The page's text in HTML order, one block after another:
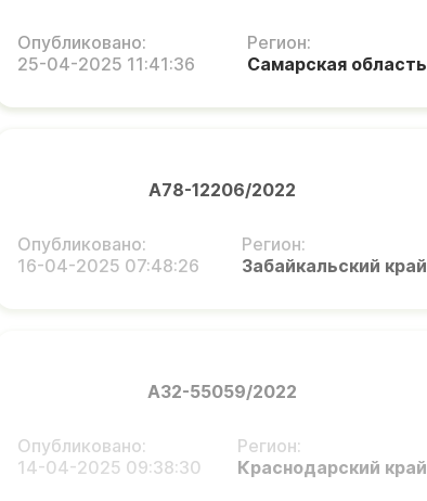
Опубликовано:
25-04-2025 11:41:36
Регион:
Самарская область
А78-12206/2022
Опубликовано:
16-04-2025 07:48:26
Регион:
Забайкальский край
А32-55059/2022
Опубликовано:
14-04-2025 09:38:30
Регион:
Краснодарский край